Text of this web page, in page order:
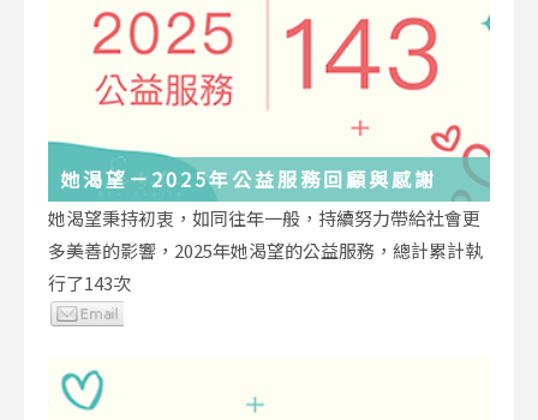
她渴望－2025年公益服務回顧與感謝
她渴望秉持初衷，如同往年一般，持續努力帶給社會更
多美善的影響，2025年她渴望的公益服務，總計累計執
行了143次